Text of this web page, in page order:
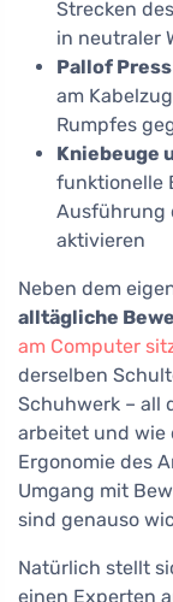
Strecken
in neutraler
Pallof Press
am
Rumpfes
Kniebeuge
funktionelle
Ausführung
aktivieren
Neben dem
alltägliche
am Computer
derselben
Schuhwerk – all
arbeitet und wie
Ergonomie des
Umgang mit
sind genauso
Natürlich stellt
einen Experten